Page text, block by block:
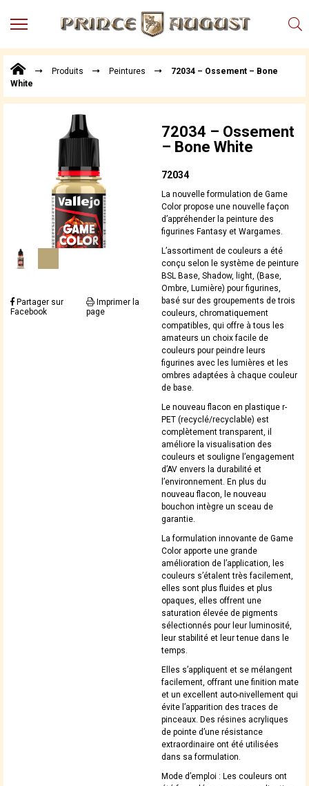
MENU
Points
Vente
Actualités
Téléchargements
Techniques,
trucs et
astuces
Vidéos
Produits Peintures
72034 – Ossement – Bone
White
Partager sur
Facebook
Imprimer la
page
72034 – Ossement
– Bone White
72034
La nouvelle formulation de Game
Color propose une nouvelle façon
d’appréhender la peinture des
figurines Fantasy et Wargames.
L’assortiment de couleurs a été
conçu selon le système de peinture
BSL Base, Shadow, light, (Base,
Ombre, Lumière) pour figurines,
basé sur des groupements de trois
couleurs, chromatiquement
compatibles, qui offre à tous les
amateurs un choix facile de
couleurs pour peindre leurs
figurines avec les lumières et les
ombres adaptées à chaque couleur
de base.
Le nouveau flacon en plastique r-
PET (recyclé/recyclable) est
complètement transparent, il
améliore la visualisation des
couleurs et souligne l’engagement
d’AV envers la durabilité et
l’environnement. En plus du
nouveau flacon, le nouveau
bouchon intègre un sceau de
garantie.
La formulation innovante de Game
Color apporte une grande
amélioration de l’application, les
couleurs s’étalent très facilement,
elles sont plus fluides et plus
opaques, elles offrent une
saturation élevée de pigments
sélectionnés pour leur luminosité,
leur stabilité et leur tenue dans le
temps.
Elles s’appliquent et se mélangent
facilement, offrant une finition mate
et un excellent auto-nivellement qui
évite l’apparition des traces de
pinceaux. Des résines acryliques
de pointe d’une résistance
extraordinaire ont été utilisées
dans sa formulation.
Mode d’emploi : Les couleurs ont